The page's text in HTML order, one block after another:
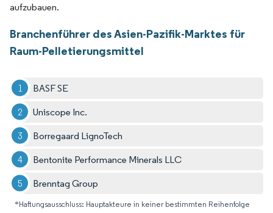
aufzubauen.
Branchenführer des Asien-Pazifik-Marktes für
Raum-Pelletierungsmittel
BASF SE
Uniscope Inc.
Borregaard LignoTech
Bentonite Performance Minerals LLC
Brenntag Group
*Haftungsausschluss: Hauptakteure in keiner bestimmten Reihenfolge